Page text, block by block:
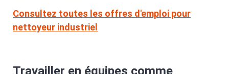
Consultez toutes les offres d'emploi pour
nettoyeur industriel
Travailler en équipes comme